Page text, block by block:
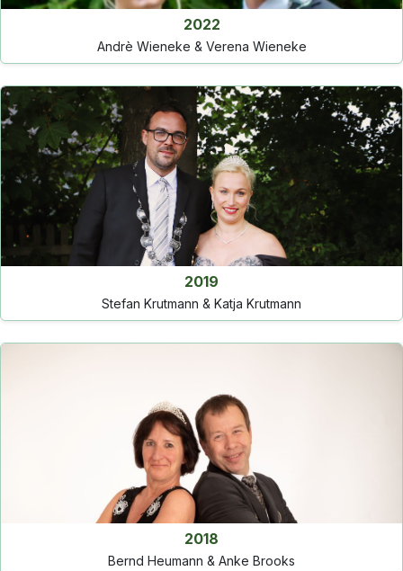
2022
Andrè Wieneke & Verena Wieneke
2019
Stefan Krutmann & Katja Krutmann
2018
Bernd Heumann & Anke Brooks